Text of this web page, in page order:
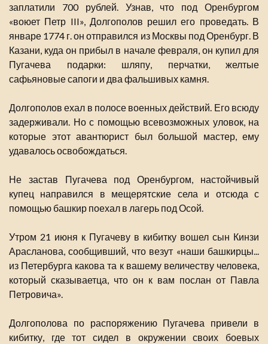
заплатили 700 рублей. Узнав, что под Оренбургом
«воюет Петр III», Долгополов решил его проведать. В
январе 1774 г. он отправился из Москвы под Оренбург. В
Казани, куда он прибыл в начале февраля, он купил для
Пугачева подарки: шляпу, перчатки, желтые
сафьяновые сапоги и два фальшивых камня.
Долгополов ехал в полосе военных действий. Его всюду
задерживали. Но с помощью всевозможных уловок, на
которые этот авантюрист был большой мастер, ему
удавалось освобождаться.
Не застав Пугачева под Оренбургом, настойчивый
купец направился в мещерятские села и отсюда с
помощью башкир поехал в лагерь под Осой.
Утром 21 июня к Пугачеву в кибитку вошел сын Кинзи
Арасланова, сообщивший, что везут «наши башкирцы...
из Петербурга какова та к вашему величеству человека,
который сказываетца, что он к вам послан от Павла
Петровича».
Долгополова по распоряжению Пугачева привели в
кибитку, где тот сидел в окружении своих боевых